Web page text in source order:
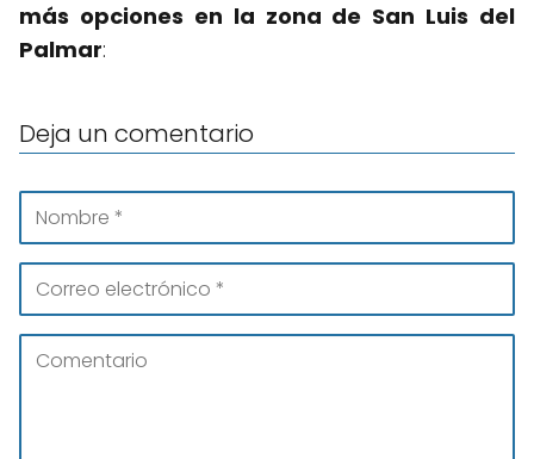
más opciones en la zona de San Luis del
Palmar:
Deja un comentario